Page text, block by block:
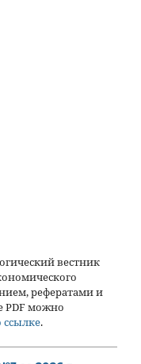
вестник
рефератами и
PDF можно
ссылке.